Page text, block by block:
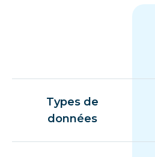
Types de
données